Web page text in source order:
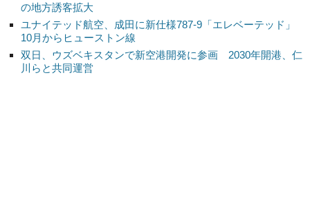
の地方誘客拡大
ユナイテッド航空、成田に新仕様787-9「エレベーテッド」
10月からヒューストン線
双日、ウズベキスタンで新空港開発に参画 2030年開港、仁
川らと共同運営